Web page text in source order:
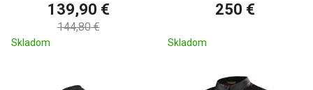
139,90 €
144,80 €
Skladom
250 €
Skladom